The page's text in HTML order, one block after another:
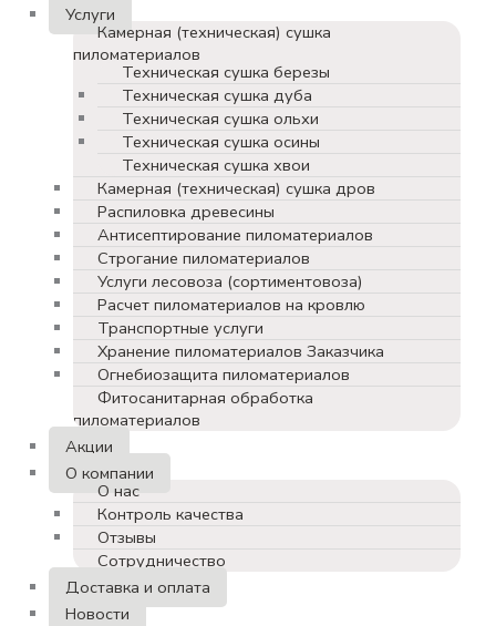
Услуги
Камерная (техническая) сушка
пиломатериалов
Техническая сушка березы
Техническая сушка дуба
Техническая сушка ольхи
Техническая сушка осины
Техническая сушка хвои
Камерная (техническая) сушка дров
Распиловка древесины
Антисептирование пиломатериалов
Строгание пиломатериалов
Услуги лесовоза (сортиментовоза)
Расчет пиломатериалов на кровлю
Транспортные услуги
Хранение пиломатериалов Заказчика
Огнебиозащита пиломатериалов
Фитосанитарная обработка
пиломатериалов
Акции
О компании
О нас
Контроль качества
Отзывы
Сотрудничество
Доставка и оплата
Новости